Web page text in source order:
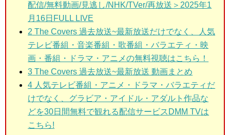
配信/無料動画/見逃し/NHK/TVer/再放送＞2025年1
月16日FULL LIVE
2 The Covers 過去放送~最新放送だけでなく、人気
テレビ番組・音楽番組・歌番組・バラエティ・映
画・番組・ドラマ・アニメの無料視聴はこちら！
3 The Covers 過去放送~最新放送 動画まとめ
4 人気テレビ番組・アニメ・ドラマ・バラエティだ
けでなく、グラビア・アイドル・アダルト作品な
どを30日間無料で観れる配信サービスDMM TVは
こちら!